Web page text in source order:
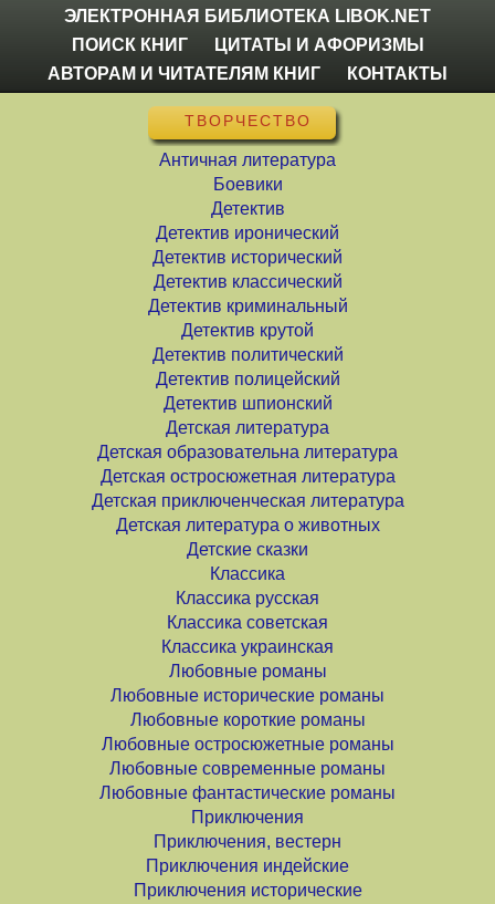
ЭЛЕКТРОННАЯ БИБЛИОТЕКА LIBOK.NET
ПОИСК КНИГ
ЦИТАТЫ И АФОРИЗМЫ
АВТОРАМ И ЧИТАТЕЛЯМ КНИГ
КОНТАКТЫ
ТВОРЧЕСТВО
Античная литература
Боевики
Детектив
Детектив иронический
Детектив исторический
Детектив классический
Детектив криминальный
Детектив крутой
Детектив политический
Детектив полицейский
Детектив шпионский
Детская литература
Детская образовательна литература
Детская остросюжетная литература
Детская приключенческая литература
Детская литература о животных
Детские сказки
Классика
Классика русская
Классика советская
Классика украинская
Любовные романы
Любовные исторические романы
Любовные короткие романы
Любовные остросюжетные романы
Любовные современные романы
Любовные фантастические романы
Приключения
Приключения, вестерн
Приключения индейские
Приключения исторические